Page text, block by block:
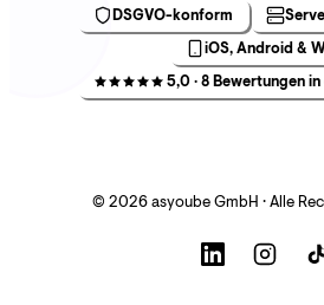
DSGVO-konform
iOS, Android &
5,0 · 8 Bewertungen
© 2026 asyoube GmbH · Alle